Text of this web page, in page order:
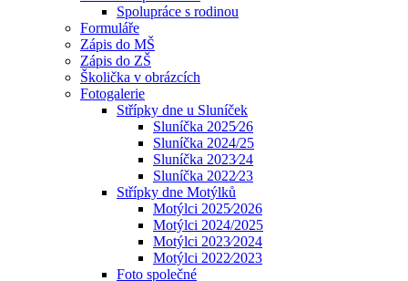
Spolupráce s rodinou
Formuláře
Zápis do MŠ
Zápis do ZŠ
Školička v obrázcích
Fotogalerie
Střípky dne u Sluníček
Sluníčka 2025⁄26
Sluníčka 2024/25
Sluníčka 2023⁄24
Sluníčka 2022⁄23
Střípky dne Motýlků
Motýlci 2025⁄2026
Motýlci 2024/2025
Motýlci 2023⁄2024
Motýlci 2022⁄2023
Foto společné